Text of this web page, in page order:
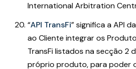
International Arbitration
“API TransFi” significa a API
ao Cliente integrar os
TransFi listados na secção 2
próprio produto, para poder